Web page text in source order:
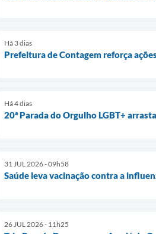
Há 3 dias
Prefeitura de Contagem reforça
Há 4 dias
20ª Parada do Orgulho LGBT+
31 JUL 2026 - 09h58
Saúde leva vacinação contra a
26 JUL 2026 - 11h25